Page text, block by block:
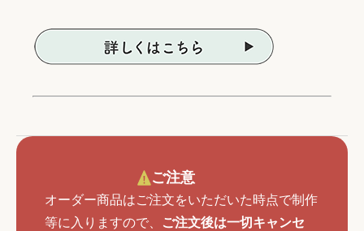
ご注意
オーダー商品はご注文をいただいた時点で制作
等に入りますので、
ご注文後は一切キャンセ